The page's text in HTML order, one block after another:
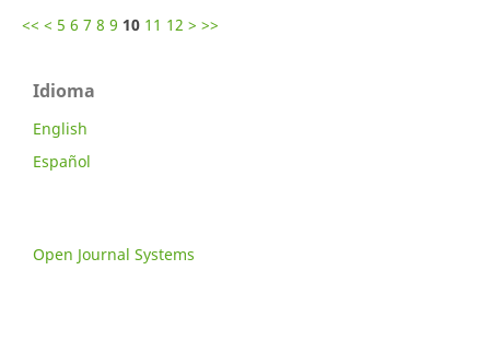
<< < 5 6 7 8 9 10 11 12 > >>
Idioma
English
Español
Open Journal Systems